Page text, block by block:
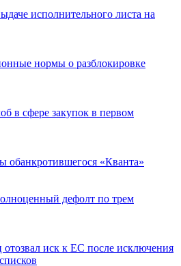
исполнительного листа на
нормы о разблокировке
в сфере закупок в первом
обанкротившегося «Кванта»
дефолт по трем
отозвал иск к ЕС после исключения